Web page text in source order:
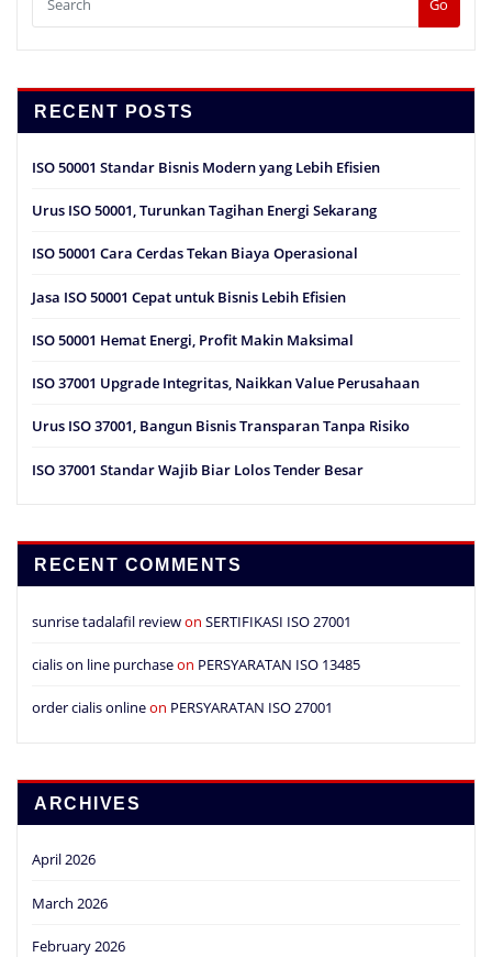
Go
RECENT POSTS
ISO 50001 Standar Bisnis Modern yang Lebih Efisien
Urus ISO 50001, Turunkan Tagihan Energi Sekarang
ISO 50001 Cara Cerdas Tekan Biaya Operasional
Jasa ISO 50001 Cepat untuk Bisnis Lebih Efisien
ISO 50001 Hemat Energi, Profit Makin Maksimal
ISO 37001 Upgrade Integritas, Naikkan Value Perusahaan
Urus ISO 37001, Bangun Bisnis Transparan Tanpa Risiko
ISO 37001 Standar Wajib Biar Lolos Tender Besar
RECENT COMMENTS
sunrise tadalafil reviewon SERTIFIKASI ISO 27001
cialis on line purchaseon PERSYARATAN ISO 13485
order cialis onlineon PERSYARATAN ISO 27001
ARCHIVES
April 2026
March 2026
February 2026